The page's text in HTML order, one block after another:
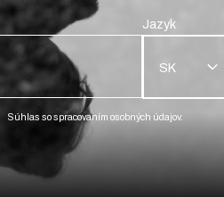
Jazyk
SK
Súhlas so spracovaním osobných údajov.